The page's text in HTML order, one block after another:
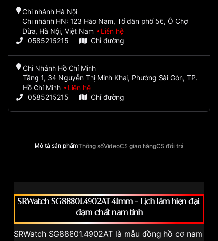
Chi nhánh Hà Nội
Chi nhánh HN: 123 Hào Nam, Tổ dân phố 56, Ô Chợ
Dừa, Hà Nội, Việt Nam
Liên hệ
0585215215
Chỉ đường
Chi Nhánh Hồ Chí Minh
Tầng 1, 34 Nguyễn Thị Minh Khai, Phường Sài Gòn, TP.
Hồ Chí Minh
Liên hệ
0585215215
Chỉ đường
Mô tả sản phẩmThông sốVideoCS giao hàngCS đổi trả
SRWatch SG88801.4902AT 41mm – Lịch lãm hiện đại,
đậm chất nam tính
SRWatch SG88801.4902AT là mẫu đồng hồ cơ nam